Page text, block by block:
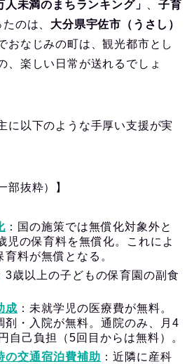
人未満のまちランキング」 、子育
のは、 大分県宇佐市（うさし）
おなじみの町は、観光都市とし
、楽しい日常が送れるでしょ
に以下のような手厚い支援が実
部抜粋）】
：国の施策では無償化対象外と
児の保育料を無償化。これによ
育料が無償となる。
3歳以上の子どもの保育園の副食
成 ：未就学児の医療費が無料。
剤・入院が無料。通院のみ、月4
自己負担（5回目からは無料）。
の交通宿泊費補助 ：近隣に産科